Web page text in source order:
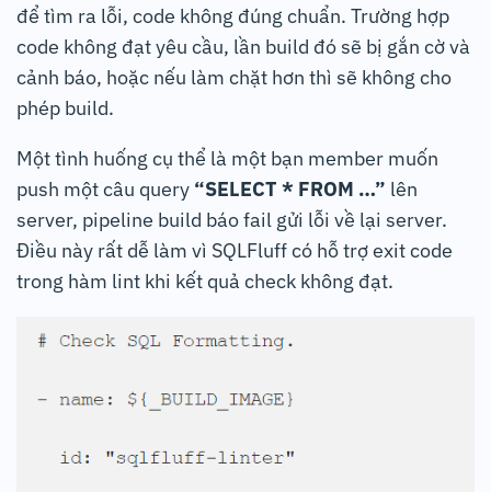
để tìm ra lỗi, code không đúng chuẩn. Trường hợp
code không đạt yêu cầu, lần build đó sẽ bị gắn cờ và
cảnh báo, hoặc nếu làm chặt hơn thì sẽ không cho
phép build.
Một tình huống cụ thể là một bạn member muốn
push một câu query “SELECT * FROM …” lên
server, pipeline build báo fail gửi lỗi về lại server.
Điều này rất dễ làm vì SQLFluff có hỗ trợ exit code
trong hàm lint khi kết quả check không đạt.